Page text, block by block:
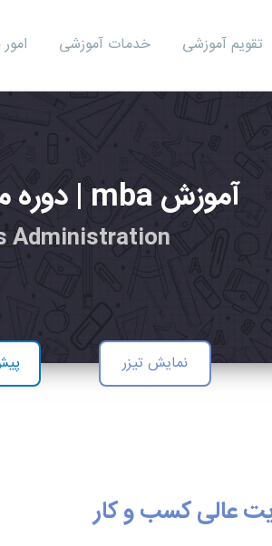
تقویم آموزشی خدمات آموزشی
آموزش mba | دوره مدیریت عالی کسب و کار
Administration
نمایش تیزر
عالی کسب و کار